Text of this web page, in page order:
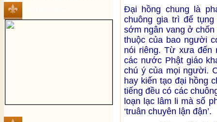
Đại hồng chung là
chuông gia trì để
sớm ngân vang ở
thuộc của bao người
nói riêng. Từ xưa đến
các nước Phật giáo
chú ý của mọi người.
hay kiến tạo đại hồng
tiếng đều có các
loạn lạc lâm li mà số
‘truân chuyên lận đận’.